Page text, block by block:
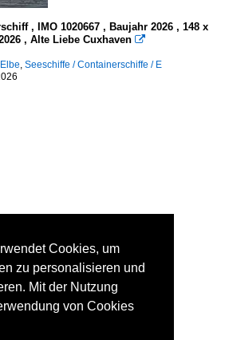
, IMO 1020667 , Baujahr 2026 , 148 x
, Alte Liebe Cuxhaven 
, Seeschiffe / Containerschiffe / E
Cookies, um
zu personalisieren und
Mit der Nutzung
von Cookies